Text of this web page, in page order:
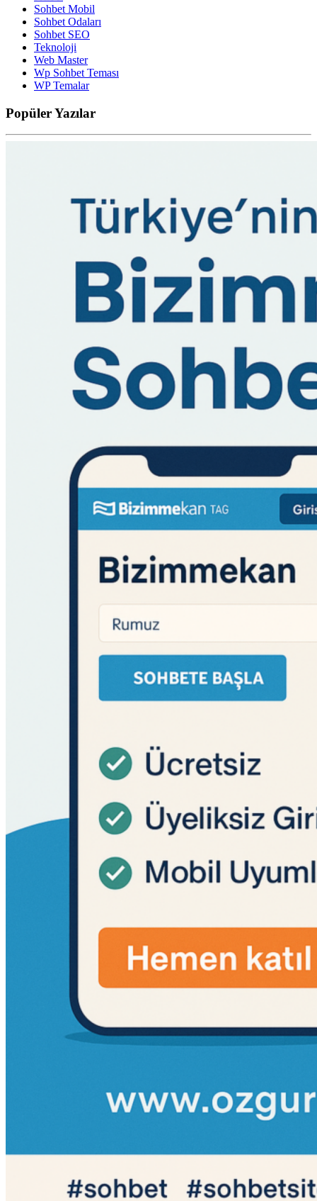
Sohbet Mobil
Sohbet Odaları
Sohbet SEO
Teknoloji
Web Master
Wp Sohbet Teması
WP Temalar
PopülerYazılar